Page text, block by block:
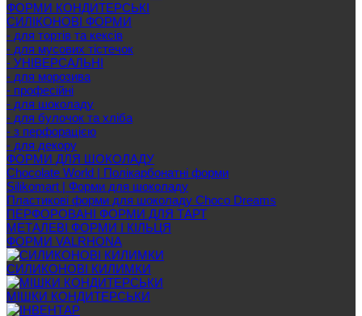
ФОРМИ КОНДИТЕРСЬКІ
СИЛІКОНОВІ ФОРМИ
- для тортів та кексів
- для мусових тістечок
- УНІВЕРСАЛЬНІ
- для морозива
- професійні
- для шоколаду
- для булочок та хліба
- з перфорацією
- для декору
ФОРМИ ДЛЯ ШОКОЛАДУ
Chocolate World | Полікарбонатні форми
Silikomart | Форми для шоколаду
Пластикові форми для шоколаду Choco Dreams
ПЕРФОРОВАНІ ФОРМИ ДЛЯ ТАРТ
МЕТАЛЕВІ ФОРМИ І КІЛЬЦЯ
ФОРМИ VALRHONA
СИЛИКОНОВІ КИЛИМКИ
МІШКИ КОНДИТЕРСЬКИ